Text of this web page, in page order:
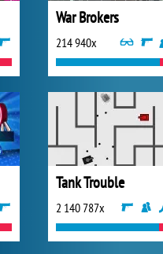
War Brokers
214 940x
Tank Trouble
2 140 787x